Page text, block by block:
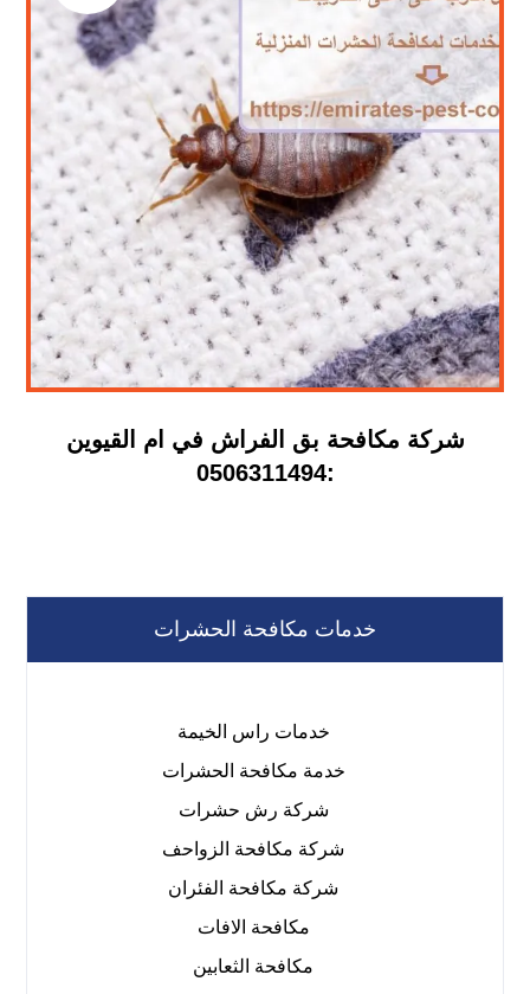
شركة مكافحة بق الفراش في ام القيوين
:0506311494
خدمات مكافحة الحشرات
خدمات راس الخيمة
خدمة مكافحة الحشرات
شركة رش حشرات
شركة مكافحة الزواحف
شركة مكافحة الفئران
مكافحة الافات
مكافحة الثعابين